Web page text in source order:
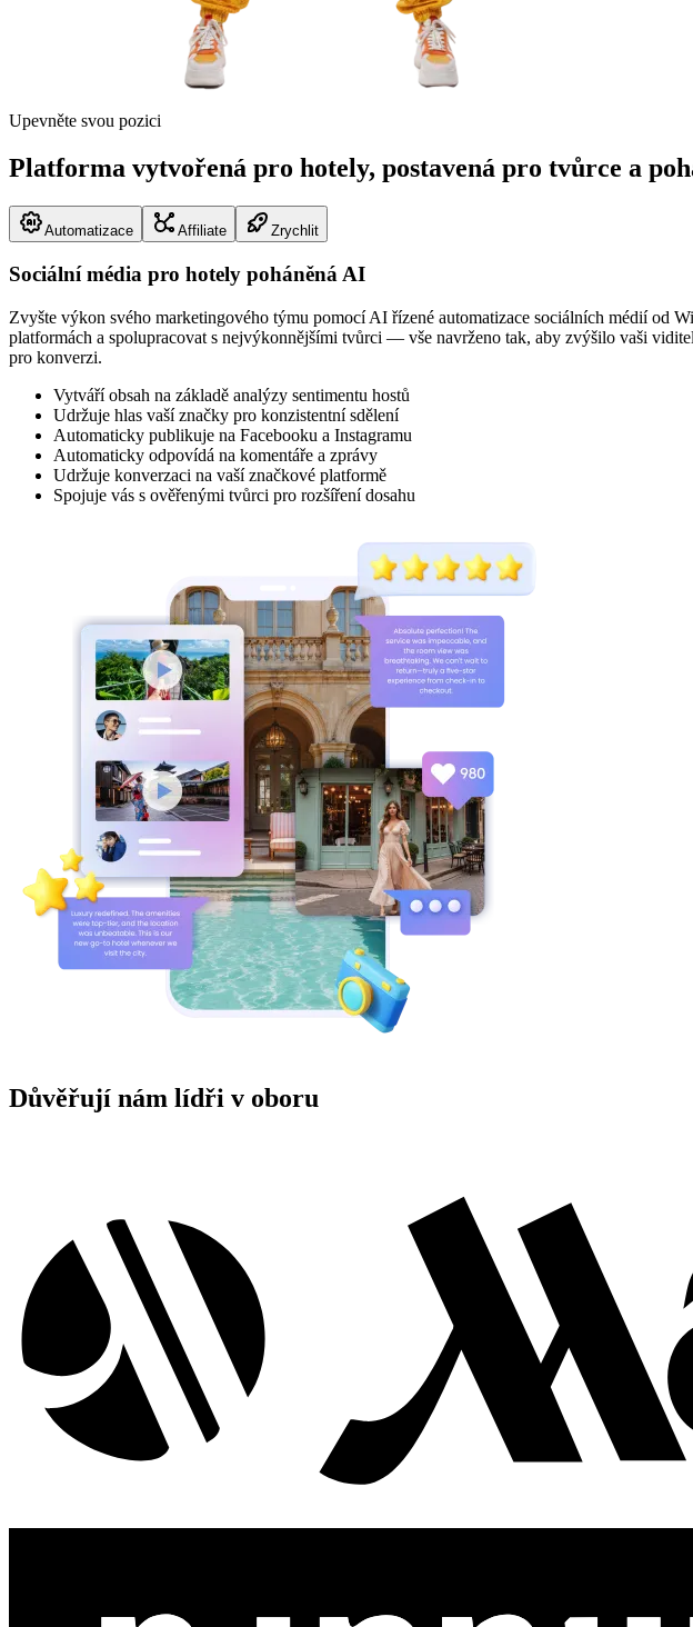
Upevněte svou pozici
Platforma vytvořená pro hotely, postavená pro tvůrce a
Automatizace Affiliate Zrychlit
Sociální média pro hotely poháněná AI
Zvyšte výkon svého marketingového týmu pomocí AI řízené automatizace sociálních médií od
platformách a spolupracovat s nejvýkonnějšími tvůrci — vše navrženo tak, aby zvýšilo vaši
pro konverzi.
Vytváří obsah na základě analýzy sentimentu hostů
Udržuje hlas vaší značky pro konzistentní sdělení
Automaticky publikuje na Facebooku a Instagramu
Automaticky odpovídá na komentáře a zprávy
Udržuje konverzaci na vaší značkové platformě
Spojuje vás s ověřenými tvůrci pro rozšíření dosahu
Důvěřují nám lídři v oboru